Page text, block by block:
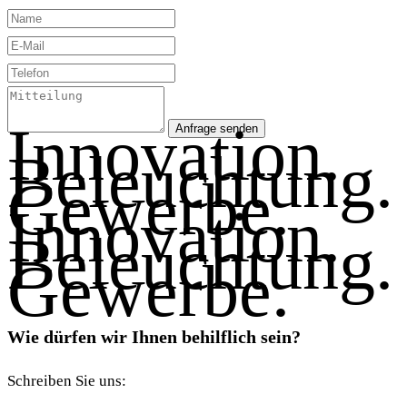
Anfrage senden
Innovation.
Beleuchtung.
Gewerbe.
Innovation.
Beleuchtung.
Gewerbe.
Wie dürfen wir Ihnen behilflich sein?
Schreiben Sie uns: